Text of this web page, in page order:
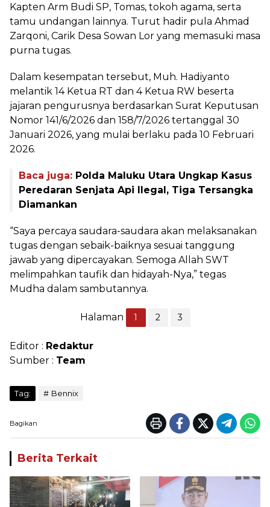
Kapten Arm Budi SP, Tomas, tokoh agama, serta
tamu undangan lainnya. Turut hadir pula Ahmad
Zarqoni, Carik Desa Sowan Lor yang memasuki masa
purna tugas.
Dalam kesempatan tersebut, Muh. Hadiyanto
melantik 14 Ketua RT dan 4 Ketua RW beserta
jajaran pengurusnya berdasarkan Surat Keputusan
Nomor 141/6/2026 dan 158/7/2026 tertanggal 30
Januari 2026, yang mulai berlaku pada 10 Februari
2026.
Baca juga: Polda Maluku Utara Ungkap Kasus
Peredaran Senjata Api Ilegal, Tiga Tersangka
Diamankan
“Saya percaya saudara-saudara akan melaksanakan
tugas dengan sebaik-baiknya sesuai tanggung
jawab yang dipercayakan. Semoga Allah SWT
melimpahkan taufik dan hidayah-Nya,” tegas
Mudha dalam sambutannya.
Halaman 1 2 3
Editor : Redaktur
Sumber : Team
Tag: Bennix
Bagikan
Berita Terkait